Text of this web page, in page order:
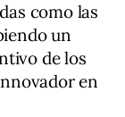
como las
un
de los
en